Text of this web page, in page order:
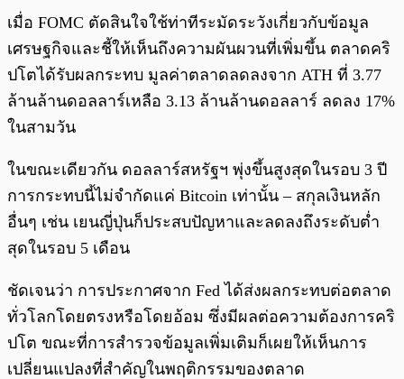
เมื่อ FOMC ตัดสินใจใช้ท่าทีระมัดระวังเกี่ยวกับข้อมูล
เศรษฐกิจและชี้ให้เห็นถึงความผันผวนที่เพิ่มขึ้น ตลาดคริ
ปโตได้รับผลกระทบ มูลค่าตลาดลดลงจาก ATH ที่ 3.77
ล้านล้านดอลลาร์เหลือ 3.13 ล้านล้านดอลลาร์ ลดลง 17%
ในสามวัน
ในขณะเดียวกัน ดอลลาร์สหรัฐฯ พุ่งขึ้นสูงสุดในรอบ 3 ปี
การกระทบนี้ไม่จำกัดแค่ Bitcoin เท่านั้น – สกุลเงินหลัก
อื่นๆ เช่น เยนญี่ปุ่นก็ประสบปัญหาและลดลงถึงระดับต่ำ
สุดในรอบ 5 เดือน
ชัดเจนว่า การประกาศจาก Fed ได้ส่งผลกระทบต่อตลาด
ทั่วโลกโดยตรงหรือโดยอ้อม ซึ่งมีผลต่อความต้องการคริ
ปโต ขณะที่การสำรวจข้อมูลเพิ่มเติมก็เผยให้เห็นการ
เปลี่ยนแปลงที่สำคัญในพฤติกรรมของตลาด